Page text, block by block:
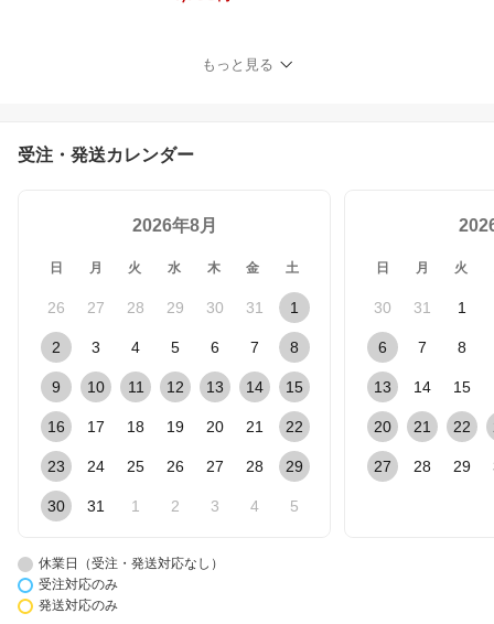
ク カーアクセサリー 車
アクセサリー カー小物
もっと見る
受注・発送カレンダー
2026年8月
日 月 火 水 木 金 土
26 27 28 29 30 31 1
2 3 4 5 6 7 8
9 10 11 12 13 14 15
16 17 18 19 20 21 22
23 24 25 26 27 28 29
30 31 1 2 3 4 5
日 月 火
30 31 1
6 7 8
13 14 15
20 21 22
27 28 29
休業日（受注・発送対応なし）
受注対応のみ
発送対応のみ